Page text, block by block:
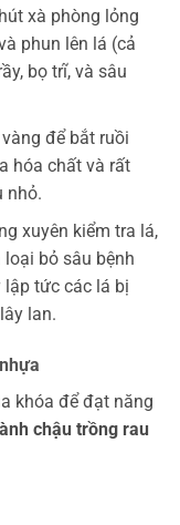
xà phòng lỏng
phun lên lá (cả
bọ trĩ, và sâu
để bắt ruồi
hóa chất và rất
nhỏ.
xuyên kiểm tra lá,
bỏ sâu bệnh
tức các lá bị
lan.
khóa để đạt năng
chậu trồng rau